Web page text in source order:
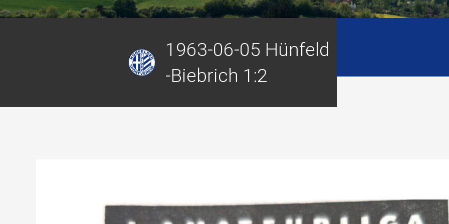
1963-06-05 Hünfeld
-Biebrich 1:2